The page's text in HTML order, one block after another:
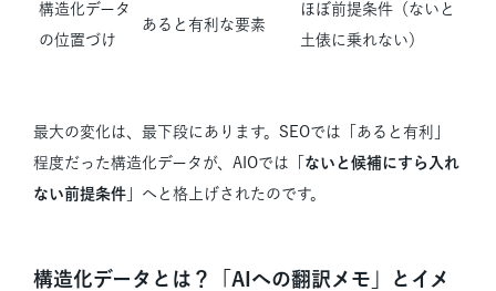
構造化データ
の位置づけ
あると有利な要素
ほぼ前提条件（ないと
土俵に乗れない）
最大の変化は、最下段にあります。SEOでは「あると有利」
程度だった構造化データが、AIOでは「 ないと候補にすら入れ
ない前提条件 」へと格上げされたのです。
構造化データとは？「AIへの翻訳メモ」とイメ